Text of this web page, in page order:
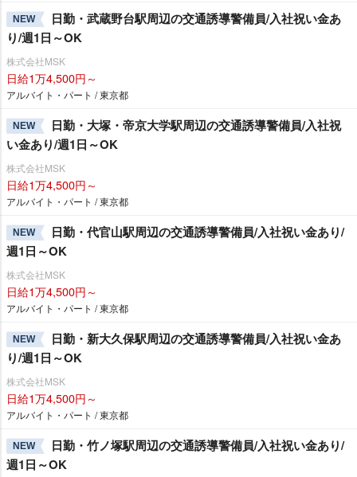
NEW
日勤・武蔵野台駅周辺の交通誘導警備員/入社祝い金あ
り/週1日～OK
株式会社MSK
日給1万4,500円～
アルバイト・パート / 東京都
NEW
日勤・大塚・帝京大学駅周辺の交通誘導警備員/入社祝
い金あり/週1日～OK
株式会社MSK
日給1万4,500円～
アルバイト・パート / 東京都
NEW
日勤・代官山駅周辺の交通誘導警備員/入社祝い金あり/
週1日～OK
株式会社MSK
日給1万4,500円～
アルバイト・パート / 東京都
NEW
日勤・新大久保駅周辺の交通誘導警備員/入社祝い金あ
り/週1日～OK
株式会社MSK
日給1万4,500円～
アルバイト・パート / 東京都
NEW
日勤・竹ノ塚駅周辺の交通誘導警備員/入社祝い金あり/
週1日～OK